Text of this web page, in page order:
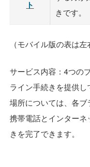
ト
きです。
（モバイル版の表は
サービス内容：4つの
ライン手続きを提供
場所については、各ブ
携帯電話とインター
きを完了できます。